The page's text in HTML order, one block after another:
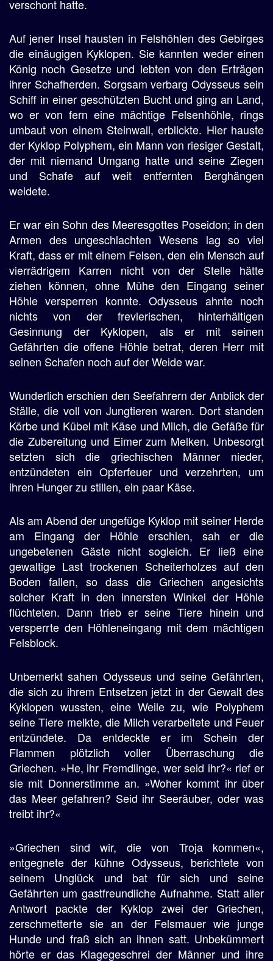
verschont hatte.
Auf jener Insel hausten in Felshöhlen des Gebirges
die einäugigen Kyklopen. Sie kannten weder einen
König noch Gesetze und lebten von den Erträgen
ihrer Schafherden. Sorgsam verbarg Odysseus sein
Schiff in einer geschützten Bucht und ging an Land,
wo er von fern eine mächtige Felsenhöhle, rings
umbaut von einem Steinwall, erblickte. Hier hauste
der Kyklop Polyphem, ein Mann von riesiger Gestalt,
der mit niemand Umgang hatte und seine Ziegen
und Schafe auf weit entfernten Berghängen
weidete.
Er war ein Sohn des Meeresgottes Poseidon; in den
Armen des ungeschlachten Wesens lag so viel
Kraft, dass er mit einem Felsen, den ein Mensch auf
vierrädrigem Karren nicht von der Stelle hätte
ziehen können, ohne Mühe den Eingang seiner
Höhle versperren konnte. Odysseus ahnte noch
nichts von der frevlerischen, hinterhältigen
Gesinnung der Kyklopen, als er mit seinen
Gefährten die offene Höhle betrat, deren Herr mit
seinen Schafen noch auf der Weide war.
Wunderlich erschien den Seefahrern der Anblick der
Ställe, die voll von Jungtieren waren. Dort standen
Körbe und Kübel mit Käse und Milch, die Gefäße für
die Zubereitung und Eimer zum Melken. Unbesorgt
setzten sich die griechischen Männer nieder,
entzündeten ein Opferfeuer und verzehrten, um
ihren Hunger zu stillen, ein paar Käse.
Als am Abend der ungefüge Kyklop mit seiner Herde
am Eingang der Höhle erschien, sah er die
ungebetenen Gäste nicht sogleich. Er ließ eine
gewaltige Last trockenen Scheiterholzes auf den
Boden fallen, so dass die Griechen angesichts
solcher Kraft in den innersten Winkel der Höhle
flüchteten. Dann trieb er seine Tiere hinein und
versperrte den Höhleneingang mit dem mächtigen
Felsblock.
Unbemerkt sahen Odysseus und seine Gefährten,
die sich zu ihrem Entsetzen jetzt in der Gewalt des
Kyklopen wussten, eine Weile zu, wie Polyphem
seine Tiere melkte, die Milch verarbeitete und Feuer
entzündete. Da entdeckte er im Schein der
Flammen plötzlich voller Überraschung die
Griechen. »He, ihr Fremdlinge, wer seid ihr?« rief er
sie mit Donnerstimme an. »Woher kommt ihr über
das Meer gefahren? Seid ihr Seeräuber, oder was
treibt ihr?«
»Griechen sind wir, die von Troja kommen«,
entgegnete der kühne Odysseus, berichtete von
seinem Unglück und bat für sich und seine
Gefährten um gastfreundliche Aufnahme. Statt aller
Antwort packte der Kyklop zwei der Griechen,
zerschmetterte sie an der Felsmauer wie junge
Hunde und fraß sich an ihnen satt. Unbekümmert
hörte er das Klagegeschrei der Männer und ihre